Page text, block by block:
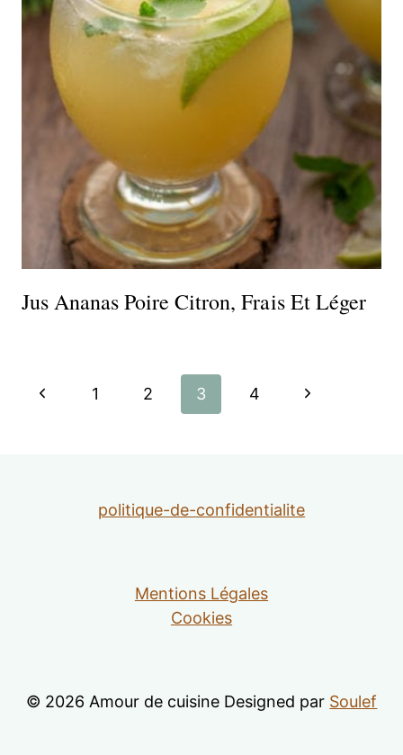
Jus Ananas Poire Citron, Frais Et Léger
Navigation
Page
1 2 3 4
Page
politique-de-confidentialite
Mentions Légales
Cookies
© 2026 Amour de cuisine Designed par Soulef